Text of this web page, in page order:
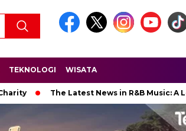
TEKNOLOGI WISATA
The Latest News in R&B Music: A Look at